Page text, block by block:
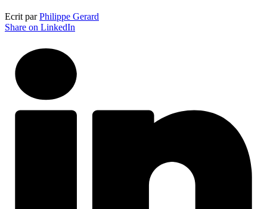
Ecrit parPhilippe Gerard
Share on LinkedIn